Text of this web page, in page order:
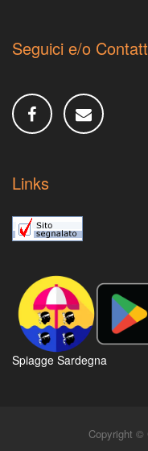
Seguici e/o
Links
Spiagge Sardegna
Copyright ©